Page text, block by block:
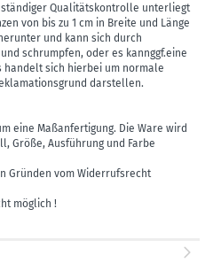
Qualitätskontrolle unterliegt
von bis zu 1 cm in Breite und Länge
und kann sich durch
schrumpfen, oder es kannggf.eine
handelt sich hierbei um normale
darstellen.
eine Maßanfertigung. Die Ware wird
Größe, Ausführung und Farbe
Gründen vom Widerrufsrecht
möglich !